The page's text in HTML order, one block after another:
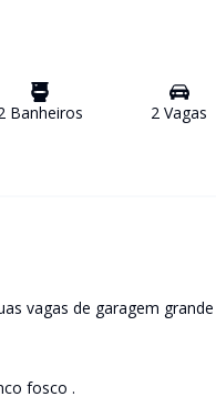
Banheiros 2 Vagas
vagas de garagem grande
fosco .